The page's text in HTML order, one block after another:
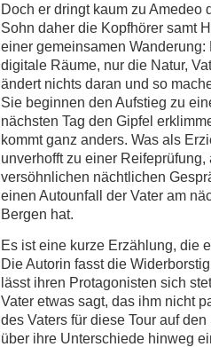
Doch er dringt kaum zu Amedeo
Sohn daher die Kopfhörer samt
einer gemeinsamen
digitale Räume, nur die Natur,
ändert nichts daran und so
Sie beginnen den Aufstieg zu
nächsten Tag den Gipfel
kommt ganz anders. Was als
unverhofft zu einer
versöhnlichen nächtlichen
einen Autounfall der Vater am
Bergen hat.
Es ist eine kurze Erzählung, die
Die Autorin fasst die
lässt ihren Protagonisten sich
Vater etwas sagt, das ihm nicht
des Vaters für diese Tour auf
über ihre Unterschiede hinweg